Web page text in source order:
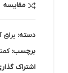
مقایسه
دسته: یراق
برچسب: کمتر از 30
اشتراک